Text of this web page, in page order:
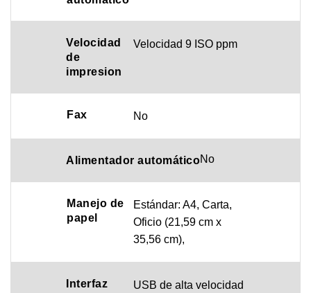
Velocidad
de
impresion
Velocidad 9 ISO ppm
Fax No
Alimentador automáticoNo
Manejo de
papel
Estándar: A4, Carta,
Oficio (21,59 cm x
35,56 cm),
Interfaz
USB de alta velocidad